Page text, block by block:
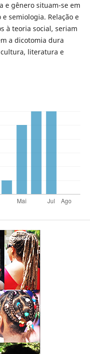
e gênero situam-se em
semiologia. Relação e
à teoria social, seriam
a dicotomia dura
literatura e